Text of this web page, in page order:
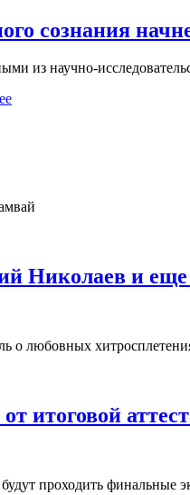
сознания
из научно-
Николаев и
о любовных
итоговой
проходить финальные